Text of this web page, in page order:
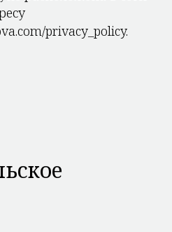
privacy_policy.